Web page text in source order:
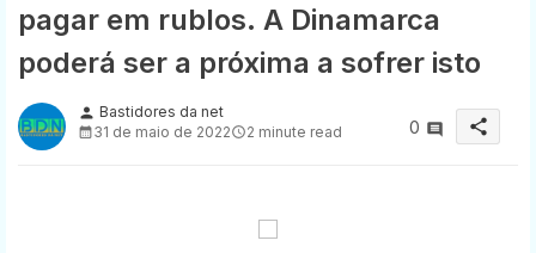
pagar em rublos. A Dinamarca
poderá ser a próxima a sofrer isto
person Bastidores da net
31 de maio de 2022
2 minute read 0 share